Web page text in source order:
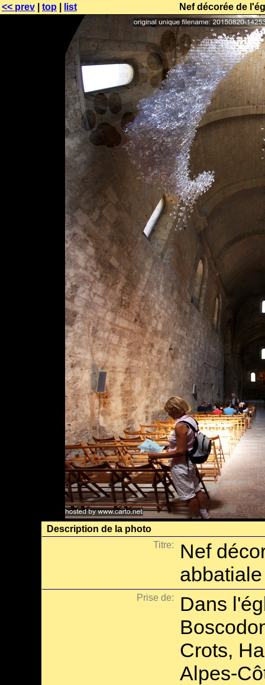
<< prev top list Nef décorée de
Description de la photo
Titre:
Nef
Prise de:
Dans
Crots,
Alpes-